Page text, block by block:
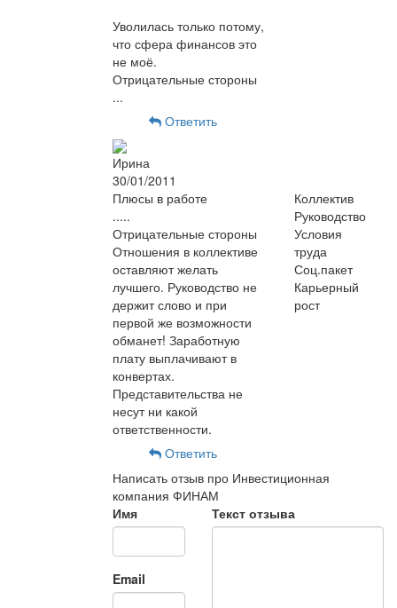
Уволилась только потому,
что сфера финансов это
не моё.
Отрицательные стороны
...
Ответить
Ирина
30/01/2011
Плюсы в работе
.....
Отрицательные стороны
Отношения в коллективе
оставляют желать
лучшего. Руководство не
держит слово и при
первой же возможности
обманет! Заработную
плату выплачивают в
конвертах.
Представительства не
несут ни какой
ответственности.
Коллектив
Руководство
Условия
труда
Соц.пакет
Карьерный
рост
Ответить
Написать отзыв про Инвестиционная
компания ФИНАМ
Имя
Email
Текст отзыва